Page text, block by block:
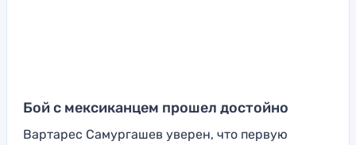
Бой с мексиканцем прошел достойно
Вартарес Самургашев уверен, что первую